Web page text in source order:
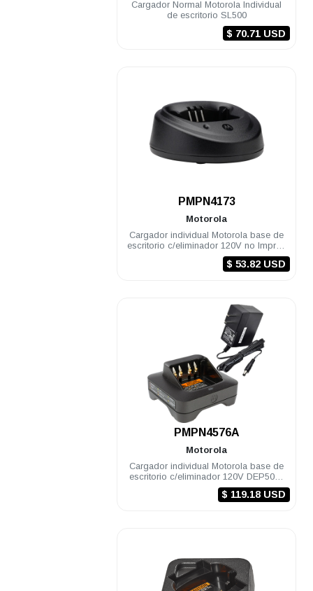
Cargador Normal Motorola Individual
de escritorio SL500
$ 70.71 USD
PMPN4173
Motorola
Cargador individual Motorola base de
escritorio c/eliminador 120V no Impres
EP450 DEP450 R2
$ 53.82 USD
PMPN4576A
Motorola
Cargador individual Motorola base de
escritorio c/eliminador 120V DEP500e
DGPe R7 APX900/2000
$ 119.18 USD